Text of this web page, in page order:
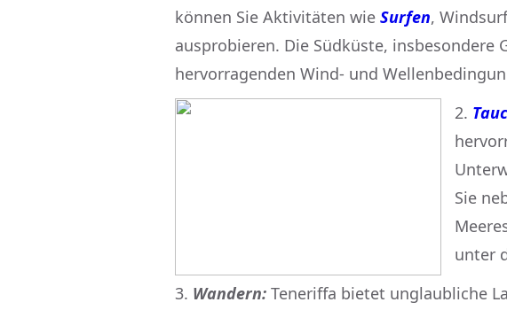
können Sie Aktivitäten wie Surfen,
ausprobieren. Die Südküste, insbesondere
hervorragenden Wind- und
Sie
unter
Wandern: Teneriffa bietet unglaubliche